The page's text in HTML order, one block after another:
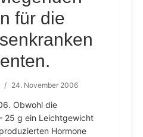
für die
/ 24. November 2006
Obwohl die
25 g ein Leichtgewicht
Hormone